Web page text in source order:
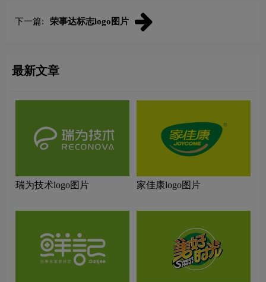
下一篇: 荣事达标志logo图片
最新文章
瑞为技术logo图片 家佳康logo图片